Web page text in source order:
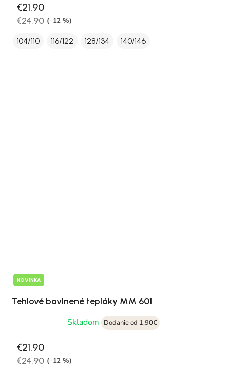
€21,90
€24,90 (–12 %)
104/110 116/122 128/134 140/146
NOVINKA
Tehlové bavlnené tepláky MM 601
Skladom
Dodanie od 1,90€
€21,90
€24,90 (–12 %)